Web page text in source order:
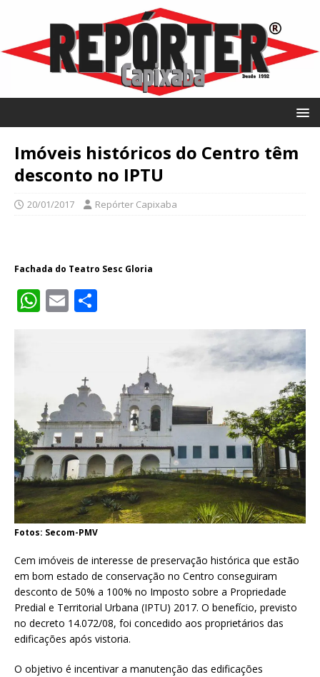
Imóveis históricos do Centro têm
desconto no IPTU
20/01/2017 Repórter Capixaba
Fachada do Teatro Sesc Gloria
W
p
p
E
Fotos: Secom-PMV
Cem imóveis de interesse de preservação histórica que estão
em bom estado de conservação no Centro conseguiram
desconto de 50% a 100% no Imposto sobre a Propriedade
Predial e Territorial Urbana (IPTU) 2017. O benefício, previsto
no decreto 14.072/08, foi concedido aos proprietários das
edificações após vistoria.
O objetivo é incentivar a manutenção das edificações